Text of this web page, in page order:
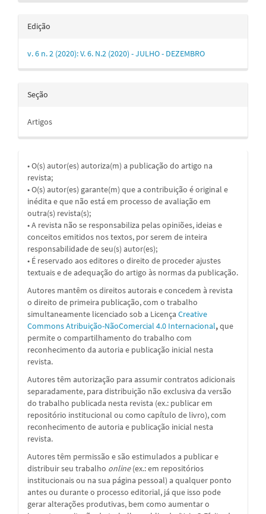
Edição
v. 6 n. 2 (2020): V. 6. N.2 (2020) - JULHO - DEZEMBRO
Seção
Artigos
• O(s) autor(es) autoriza(m) a publicação do artigo na
revista;
• O(s) autor(es) garante(m) que a contribuição é original e
inédita e que não está em processo de avaliação em
outra(s) revista(s);
• A revista não se responsabiliza pelas opiniões, ideias e
conceitos emitidos nos textos, por serem de inteira
responsabilidade de seu(s) autor(es);
• É reservado aos editores o direito de proceder ajustes
textuais e de adequação do artigo às normas da publicação.
Autores mantêm os direitos autorais e concedem à revista
o direito de primeira publicação, com o trabalho
simultaneamente licenciado sob a Licença Creative
Commons Atribuição-NãoComercial 4.0 Internacional,que
permite o compartilhamento do trabalho com
reconhecimento da autoria e publicação inicial nesta
revista.
Autores têm autorização para assumir contratos adicionais
separadamente, para distribuição não exclusiva da versão
do trabalho publicada nesta revista (ex.: publicar em
repositório institucional ou como capítulo de livro), com
reconhecimento de autoria e publicação inicial nesta
revista.
Autores têm permissão e são estimulados a publicar e
distribuir seu trabalho online(ex.: em repositórios
institucionais ou na sua página pessoal) a qualquer ponto
antes ou durante o processo editorial, já que isso pode
gerar alterações produtivas, bem como aumentar o